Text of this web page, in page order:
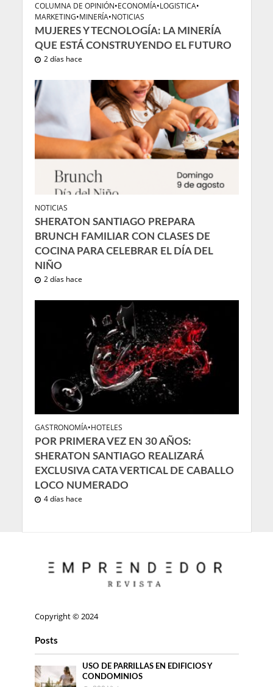
COLUMNA DE OPINIÓN•ECONOMÍA•LOGISTICA•
MARKETING•MINERÍA•NOTICIAS
MUJERES Y TECNOLOGÍA: LA MINERÍA
QUE ESTÁ CONSTRUYENDO EL FUTURO
2 días hace
NOTICIAS
SHERATON SANTIAGO PREPARA
BRUNCH FAMILIAR CON CLASES DE
COCINA PARA CELEBRAR EL DÍA DEL
NIÑO
2 días hace
GASTRONOMÍA•HOTELES
POR PRIMERA VEZ EN 30 AÑOS:
SHERATON SANTIAGO REALIZARÁ
EXCLUSIVA CATA VERTICAL DE CABALLO
LOCO NUMERADO
4 días hace
Copyright © 2024
Posts
USO DE PARRILLAS EN EDIFICIOS Y
CONDOMINIOS